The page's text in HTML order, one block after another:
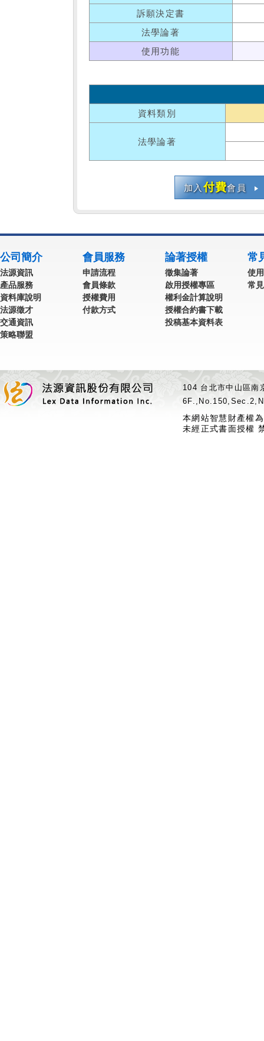
訴願決定書
法學論著
使用功能
資料類別
法學論著
加入付費會員
公司簡介
法源資訊
產品服務
資料庫說明
法源徵才
交通資訊
策略聯盟
會員服務
申請流程
會員條款
授權費用
付款方式
論著授權
徵集論著
啟用授權專區
權利金計算說明
授權合約書下載
投稿基本資料表
常
使
常
104 台北市中山區
本網站智慧財產權
未經正式書面授權